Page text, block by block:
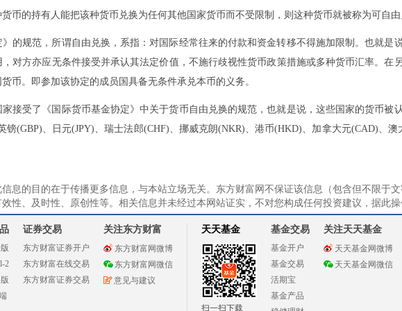
币的持有人能把该种货币兑换为任何其他国家货币而不受限制，则这种货币就被称为可自由
的规范，所谓自由兑换，系指：对国际经常往来的付款和资金转移不得施加限制。也就是
对方亦应无条件接受并承认其法定价值，不施行歧视性货币政策措施或多种货币汇率。在
币。即参加该协定的成员国具备无条件承兑本币的义务。
家接受了《国际货币基金协定》中关于货币自由兑换的规范，也就是说，这些国家的货币被
镑(GBP)、日元(JPY)、瑞士法郎(CHF)、挪威克朗(NKR)、港币(HKD)、加拿大元(CAD)、
息的目的在于传播更多信息，与本站立场无关。东方财富网不保证该信息（包含但不限于
性、及时性、原创性等。相关信息并未经过本网站证实，不对您构成任何投资建议，据此操
2
证券交易
东方财富证券开户
东方财富在线交易
东方财富证券交易
关注东方财富
东方财富网微博
东方财富网微信
意见与建议
天天基金
扫一扫下载
基金交易
基金开户
基金交易
活期宝
基金产品
关注天天基金
天天基金网微博
天天基金网微信